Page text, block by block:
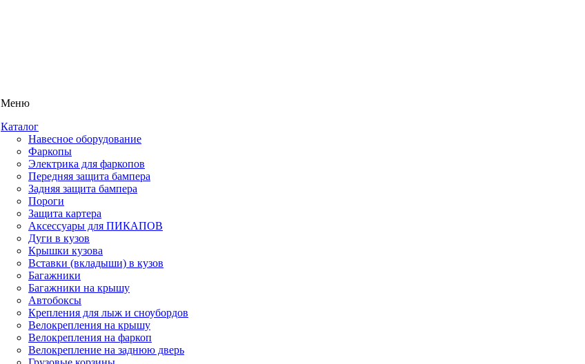
Меню
Каталог
Навесное оборудование
Фаркопы
Электрика для фаркопов
Передняя защита бампера
Задняя защита бампера
Пороги
Защита картера
Аксессуары для ПИКАПОВ
Дуги в кузов
Крышки кузова
Вставки (вкладыши) в кузов
Багажники
Багажники на крышу
Автобоксы
Крепления для лыж и сноубордов
Велокрепления на крышу
Велокрепления на фаркоп
Велокрепление на заднюю дверь